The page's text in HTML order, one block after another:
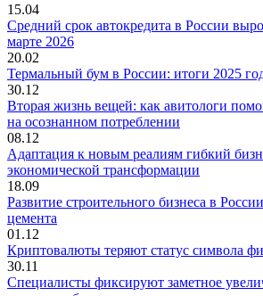
15.04
Средний срок автокредита в России
марте 2026
20.02
Термальный бум в России: итоги 2025
30.12
Вторая жизнь вещей: как авитологи
на осознанном потреблении
08.12
Адаптация к новым реалиям гибкий
экономической трансформации
18.09
Развитие строительного бизнеса в
цемента
01.12
Криптовалюты теряют статус символа
30.11
Специалисты фиксируют заметное